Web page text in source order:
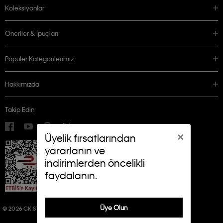
×
Üyelik fırsatlarından
yararlanın ve
indirimlerden öncelikli
faydalanın.
Üye Olun
Koleksiyonlar
Öneriler & İpuçları
Popüler Kategorilerimiz
Hakkımızda
Takip Edin
© 2026 CK STORES B.V. ALL RIGHTS RESERVED